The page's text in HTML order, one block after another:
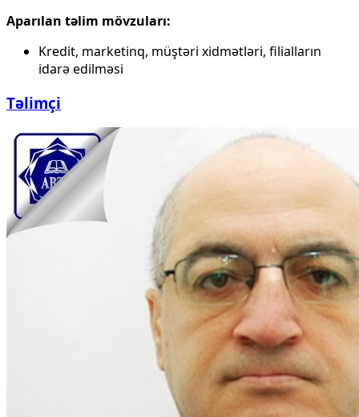
Aparılan təlim mövzuları:
Kredit, marketinq, müştəri xidmətləri, filialların
idarə edilməsi
Təlimçi